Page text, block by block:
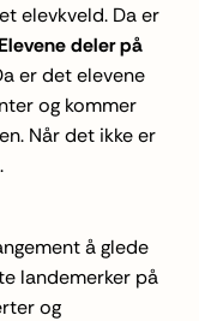
elevkveld. Da er
Elevene deler på
er det elevene
og kommer
Når det ikke er
å glede
landemerker på
og